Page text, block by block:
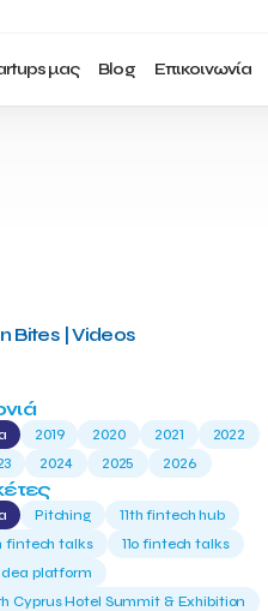
μας Blog Επικοινωνία
Bites | Videos
2019 2020 2021
2022
2024 2025 2026
Pitching
11th fintech hub
fintech talks
11ο fintech talks
platform
Cyprus Hotel Summit & Exhibition